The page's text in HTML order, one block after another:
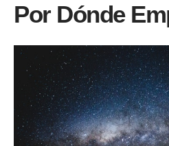
Por Dónde